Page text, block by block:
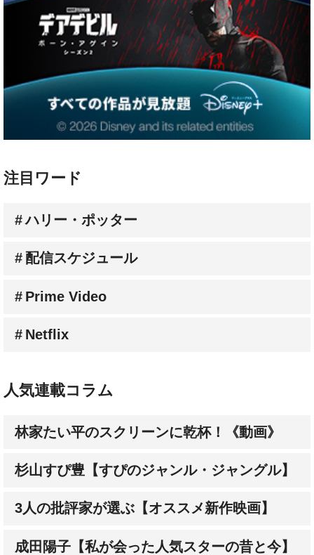
注目ワード
ハリー・ポッター
配信スケジュール
Prime Video
Netflix
林家たい平のスクリーンに乾杯！《動画》
杉山すぴ豊【すぴのジャンル・ジャングル】
3人の批評家が選ぶ【オススメ新作映画】
成田陽子【私が会った人気スターの昔と今】
髙野てるみ【シネマという生き方】